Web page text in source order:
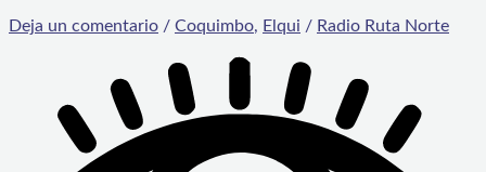
Deja un comentario / Coquimbo, Elqui / Radio Ruta Norte